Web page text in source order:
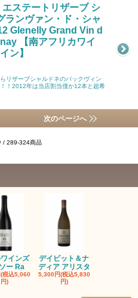
エステートリザーブ シ
ランヴァン・ド・シャ
Glenelly Grand Vin d
【南アフリカワイ
ン】
リザーブシャルドネのバックヴィン
！2012年は当店割当僅か12本と超希
次のページへ
/ 289-324商品
インズ
ー Ra
税込5,060
円)
デイビット＆ナ
ディア アリスタ
5,300円(税込5,830
円)